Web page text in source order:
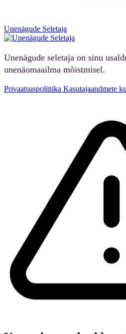
Unenägude Seletaja
Unenägude seletaja on sinu
unenäomaailma mõistmisel.
Privaatsuspoliitika Kasutajaandmete